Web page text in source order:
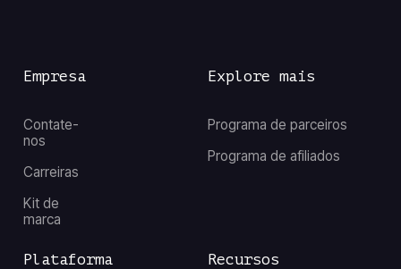
Empresa
Contate-
nos
Carreiras
Kit de
marca
Recursos
Explore mais
Programa de parceiros
Programa de afiliados
Plataforma